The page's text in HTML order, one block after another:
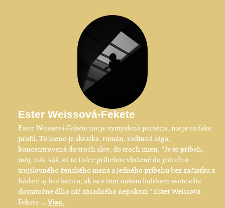
Ester Weissová-Fekete
Ester Weissová-Fekete nie je vymyslená persóna, nie je to fake
profil. To meno je skratka, román, rodinná sága,
koncentrovaná do troch slov, do troch mien. "Je to príbeh,
môj, náš, váš, sú to tisíce príbehov vložené do jedného
trojslovného ženského mena a jedného príbehu bez začiatku a
hádam aj bez konca, ak sa v tom našom ľudskom svete ešte
dostatočne dlho nič zásadného nepokazí." Ester Weissová-
Fekete ...Viac.